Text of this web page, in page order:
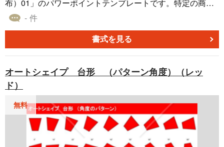
布）01」のパワーポイントテンプレートです。特定の商品
の購入者構成やその傾向を縦の棒グラフと表形式で明確に
は、各購入者カテゴリーの頻度や比率を示すための表と、
それを棒グラフで視覚的に示すセクションが用意されてい
どのポイントをハイライトするためのスペースも設定され
ています。 新商品のローンチ時や、ターゲット市場の再定
義時など、商品の購入者層や市場の動向を明確に示したい
際にご活用ください。
- 件
書式を見る
オートシェイプ 台形 （パターン角度）（レッ
ド）
無料